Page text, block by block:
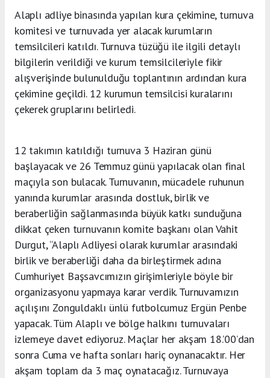
Alaplı adliye binasında yapılan kura çekimine, turnuva
komitesi ve turnuvada yer alacak kurumların
temsilcileri katıldı. Turnuva tüzüğü ile ilgili detaylı
bilgilerin verildiği ve kurum temsilcileriyle fikir
alışverişinde bulunulduğu toplantının ardından kura
çekimine geçildi. 12 kurumun temsilcisi kuralarını
çekerek gruplarını belirledi.
12 takımın katıldığı turnuva 3 Haziran günü
başlayacak ve 26 Temmuz günü yapılacak olan final
maçıyla son bulacak. Turnuvanın, mücadele ruhunun
yanında kurumlar arasında dostluk, birlik ve
beraberliğin sağlanmasında büyük katkı sunduğuna
dikkat çeken turnuvanın komite başkanı olan Vahit
Durgut, “Alaplı Adliyesi olarak kurumlar arasındaki
birlik ve beraberliği daha da birleştirmek adına
Cumhuriyet Başsavcımızın girişimleriyle böyle bir
organizasyonu yapmaya karar verdik. Turnuvamızın
açılışını Zonguldaklı ünlü futbolcumuz Ergün Penbe
yapacak. Tüm Alaplı ve bölge halkını turnuvaları
izlemeye davet ediyoruz. Maçlar her akşam 18.’00’dan
sonra Cuma ve hafta sonları hariç oynanacaktır. Her
akşam toplam da 3 maç oynatacağız. Turnuvaya